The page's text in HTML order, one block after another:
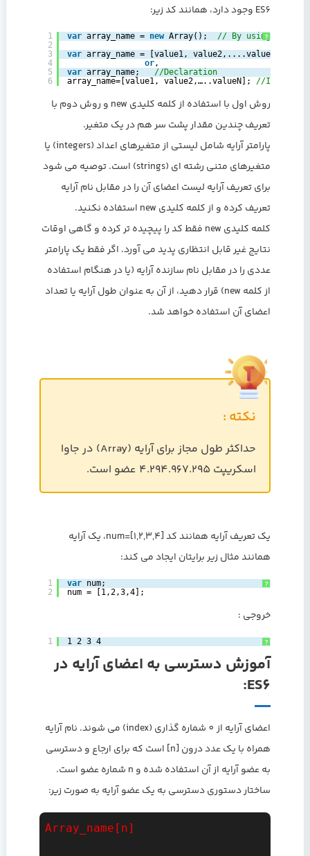
ES6 وجود دارد، همانند کد زیر:
?
1
2
3
4
5
6
var array_name = new Array(); // By using the
var array_name = [value1, value2,....valueN];
or,
var array_name; //Declaration
array_name=[value1, value2,…..valueN]; //
روش اول با استفاده از کلمه کلیدی new و روش دوم با
تعریف چندین مقدار پشت سر هم در یک متغیر.
پارامتر آرایه شامل لیستی از متغیرهای اعداد (integers) یا
متغیرهای متنی رشته ای (strings) است. توصیه می شود
برای تعریف آرایه لیست اعضای آن را در مقابل نام آرایه
تعریف کرده و از کلمه کلیدی new استفاده نکنید.
کلمه کلیدی new فقط کد را پیچیده تر کرده و گاهی اوقات
نتایج غیر قابل انتظاری پدید می آورد. اگر فقط یک پارامتر
عددی را در مقابل نام سازنده آرایه (یا در هنگام استفاده
از کلمه new) قرار دهید، از آن به عنوان طول آرایه یا تعداد
اعضای آن استفاده خواهد شد.
نکته :
حداکثر طول مجاز برای آرایه (Array) در جاوا
اسکریپت 4.294.967.295 عضو است.
یک تعریف آرایه همانند کد num=[1,2,3,4]، یک آرایه
همانند مثال زیر برایتان ایجاد می کند:
?
1
2
var num;
num = [1,2,3,4];
خروجی :
?
1 1 2 3 4
آموزش دسترسی به اعضای آرایه در
ES6:
اعضای آرایه از 0 شماره گذاری (index) می شوند. نام آرایه
همراه با یک عدد درون [n] است که برای ارجاع و دسترسی
به عضو آرایه از آن استفاده شده و n شماره عضو است.
ساختار دستوری دسترسی به یک عضو آرایه به صورت زیر:
Array_name[n]